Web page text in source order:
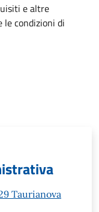
e altre
condizioni di
Taurianova